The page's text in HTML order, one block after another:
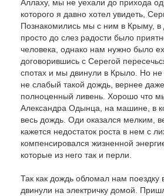
Аллаху, мы не уехали до прихода
которого я давно хотел увидеть,
Познакомились мы с ним в Крыму, в
просто до слез радости было
человека, однако нам нужно было
договорившись с Серегой
спотах и мы двинули в Крыло. Но
не слабый такой дождь, вернее даже
полноценный ливень. Хорошо что
Александра Одынца, на машине, в
весь дождь. Оди оказался мелким,
кажется недостаток роста в нем с
компенсировался жизненной
которые из него так и перли.
Так как дождь обломал нам поездку
двинули на электричку домой.